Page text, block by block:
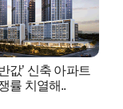
값’ 신축 아파트
률 치열해..